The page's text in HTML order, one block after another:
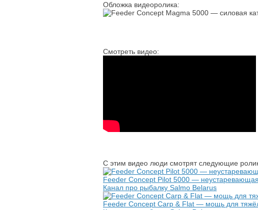
Обложка видеоролика:
Смотреть видео:
С этим видео люди смотрят следующие
Feeder Concept Pilot 5000 — неустаревающая
Канал про рыбалку Salmo Belarus
Feeder Concept Carp & Flat — мощь для